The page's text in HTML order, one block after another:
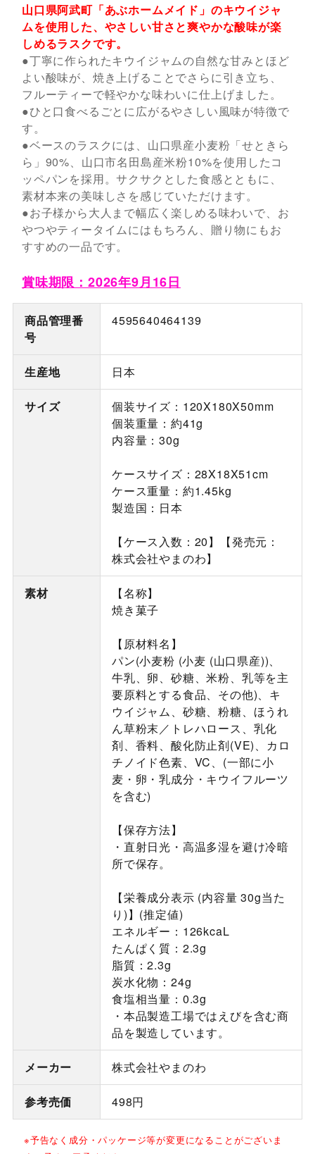
山口県阿武町「あぶホームメイド」のキウイジャ
ムを使用した、やさしい甘さと爽やかな酸味が楽
しめるラスクです。
●丁寧に作られたキウイジャムの自然な甘みとほど
よい酸味が、焼き上げることでさらに引き立ち、
フルーティーで軽やかな味わいに仕上げました。
●ひと口食べるごとに広がるやさしい風味が特徴で
す。
●ベースのラスクには、山口県産小麦粉「せときら
ら」90%、山口市名田島産米粉10%を使用したコ
ッペパンを採用。サクサクとした食感とともに、
素材本来の美味しさを感じていただけます。
●お子様から大人まで幅広く楽しめる味わいで、お
やつやティータイムにはもちろん、贈り物にもお
すすめの一品です。
賞味期限：2026年9月16日
商品管理番
号
4595640464139
生産地 日本
サイズ
個装サイズ：120X180X50mm
個装重量：約41g
内容量：30g
ケースサイズ：28X18X51cm
ケース重量：約1.45kg
製造国：日本
【ケース入数：20】【発売元：
株式会社やまのわ】
素材
【名称】
焼き菓子
【原材料名】
パン(小麦粉 (小麦 (山口県産))、
牛乳、卵、砂糖、米粉、乳等を主
要原料とする食品、その他)、キ
ウイジャム、砂糖、粉糖、ほうれ
ん草粉末／トレハロース、乳化
剤、香料、酸化防止剤(VE)、カロ
チノイド色素、VC、(一部に小
麦・卵・乳成分・キウイフルーツ
を含む)
【保存方法】
・直射日光・高温多湿を避け冷暗
所で保存。
【栄養成分表示 (内容量 30g当た
り)】(推定値)
エネルギー：126kcaL
たんぱく質：2.3g
脂質：2.3g
炭水化物：24g
食塩相当量：0.3g
・本品製造工場ではえびを含む商
品を製造しています。
メーカー 株式会社やまのわ
参考売価 498円
※予告なく成分・パッケージ等が変更になることがございま